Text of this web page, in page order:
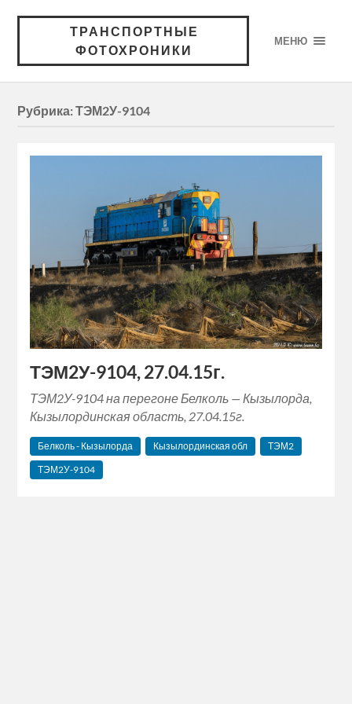
ТРАНСПОРТНЫЕ
ФОТОХРОНИКИ
МЕНЮ
Рубрика:ТЭМ2У-9104
ТЭМ2У-9104, 27.04.15г.
ТЭМ2У-9104 на перегоне Белколь — Кызылорда,
Кызылординская область, 27.04.15г.
Белколь - Кызылорда Кызылординская обл
ТЭМ2
ТЭМ2У-9104